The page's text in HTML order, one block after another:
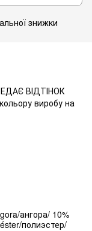
знижки
ВІДТІНОК
виробу на
ангора/ 10%
полиэстер/